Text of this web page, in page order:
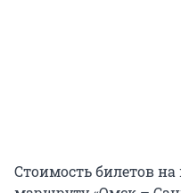
Стоимость билетов